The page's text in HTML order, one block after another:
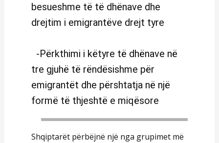
besueshme të të dhënave dhe
drejtim i emigrantëve drejt tyre
-Përkthimi i këtyre të dhënave në
tre gjuhë të rëndësishme për
emigrantët dhe përshtatja në një
formë të thjeshtë e miqësore
Shqiptarët përbëjnë një nga grupimet më